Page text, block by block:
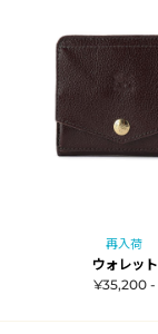
再入荷
ウォレット
¥35,200 -